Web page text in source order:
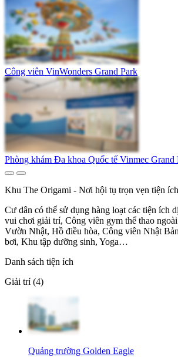
Công viên VinWonders Grand Park
Phòng khám Đa khoa Quốc tế Vinmec Grand
Khu The Origami - Nơi hội tụ trọn vẹn tiện ích
Cư dân có thể sử dụng hàng loạt các tiện ích
vui chơi giải trí, Công viên gym thể thao
Vườn Nhật, Hồ điều hòa, Công viên Nhật
bơi, Khu tập dưỡng sinh, Yoga…
Danh sách tiện ích
Giải trí (4)
Quảng trường Golden Eagle